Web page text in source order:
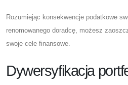
Rozumiejąc konsekwencje podatkowe
renomowanego doradcę, możesz
swoje cele finansowe.
Dywersyfikacja